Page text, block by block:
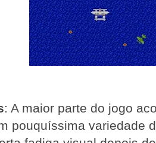
: A maior parte do jogo
pouquíssima variedade